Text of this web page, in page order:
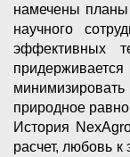
намечены
научного
эффективных
придерживается
природное
История
расчет, любовь